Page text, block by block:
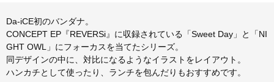
Da-iCE初のバンダナ。
CONCEPT EP『REVERSi』に収録されている「Sweet Day」と「NI
GHT OWL」にフォーカスを当てたシリーズ。
同デザインの中に、対比になるようなイラストをレイアウト。
ハンカチとして使ったり、ランチを包んだりもおすすめです。